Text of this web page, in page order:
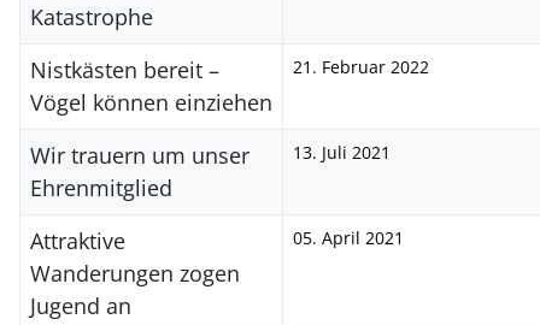
Katastrophe
Nistkästen bereit –
Vögel können einziehen
21. Februar 2022
Wir trauern um unser
Ehrenmitglied
13. Juli 2021
Attraktive
Wanderungen zogen
Jugend an
05. April 2021